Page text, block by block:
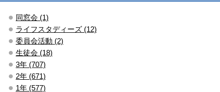
同窓会 (1)
ライフスタディーズ (12)
委員会活動 (2)
生徒会 (18)
3年 (707)
2年 (671)
1年 (577)